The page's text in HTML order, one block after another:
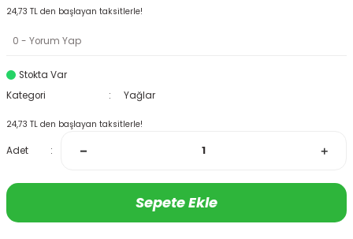
24,73 TL den başlayan taksitlerle!
0 - Yorum Yap
Stokta Var
Kategori
Yağlar
24,73 TL den başlayan taksitlerle!
Adet
Sepete Ekle